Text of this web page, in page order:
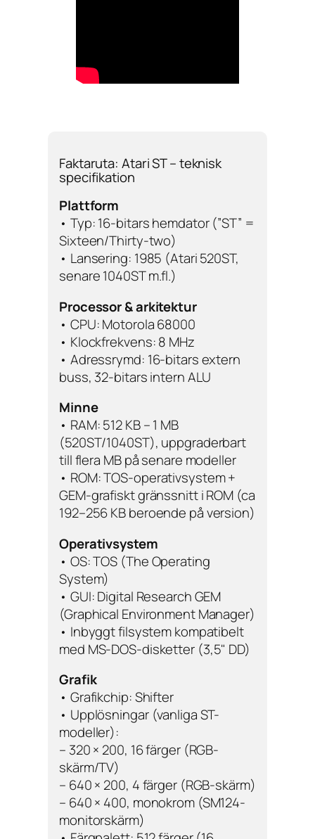
Faktaruta: Atari ST – teknisk
specifikation
Plattform
• Typ: 16-bitars hemdator (”ST” =
Sixteen/Thirty-two)
• Lansering: 1985 (Atari 520ST,
senare 1040ST m.fl.)
Processor & arkitektur
• CPU: Motorola 68000
• Klockfrekvens: 8 MHz
• Adressrymd: 16-bitars extern
buss, 32-bitars intern ALU
Minne
• RAM: 512 KB – 1 MB
(520ST/1040ST), uppgraderbart
till flera MB på senare modeller
• ROM: TOS-operativsystem +
GEM-grafiskt gränssnitt i ROM (ca
192–256 KB beroende på version)
Operativsystem
• OS: TOS (The Operating
System)
• GUI: Digital Research GEM
(Graphical Environment Manager)
• Inbyggt filsystem kompatibelt
med MS-DOS-disketter (3,5" DD)
Grafik
• Grafikchip: Shifter
• Upplösningar (vanliga ST-
modeller):
– 320 × 200, 16 färger (RGB-
skärm/TV)
– 640 × 200, 4 färger (RGB-skärm)
– 640 × 400, monokrom (SM124-
monitorskärm)